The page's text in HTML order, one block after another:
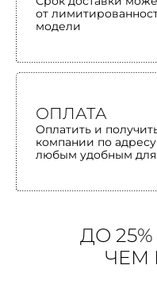
от
модели
ОПЛАТА
Оплатить и
компании по
любым удобным для
ДО
ЧЕМ